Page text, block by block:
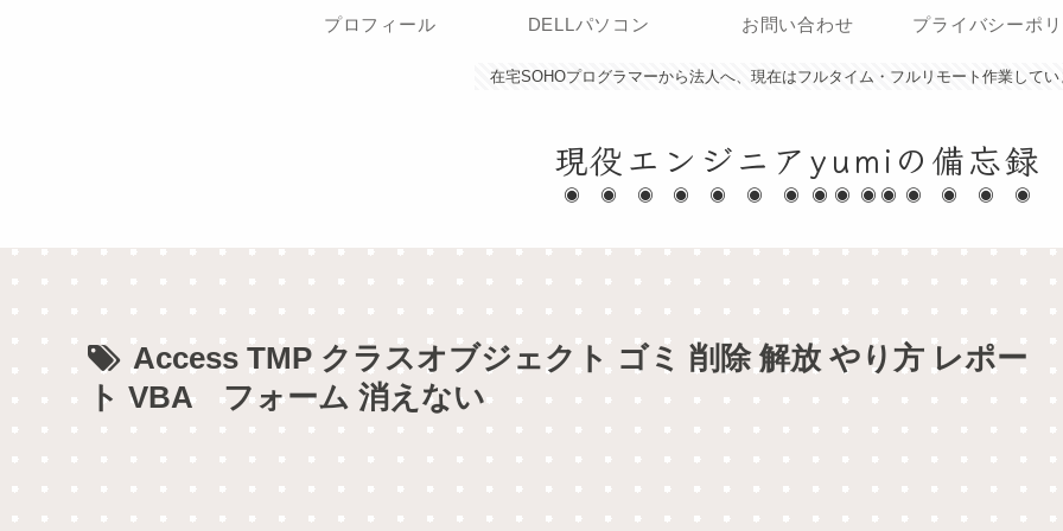
在宅SOHOプログラマーから法人へ、現在はフルタイム・フルリモート作業してい
現役エンジニアyumiの備忘録
プロフィール DELLパソコン お問い合わせ プライバシーポ
Access TMP クラスオブジェクト ゴミ 削除 解放 やり方 レポー
ト VBA フォーム 消えない